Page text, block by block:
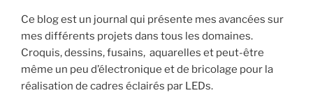
Ce blog est un journal qui présente mes avancées sur
mes différents projets dans tous les domaines.
Croquis, dessins, fusains, aquarelles et peut-être
même un peu d’électronique et de bricolage pour la
réalisation de cadres éclairés par LEDs.